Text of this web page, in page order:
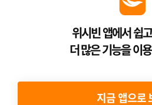
Venture Enterprise위시빈 앱에서 쉽
더 많은 기능을 이
지금 앱으로